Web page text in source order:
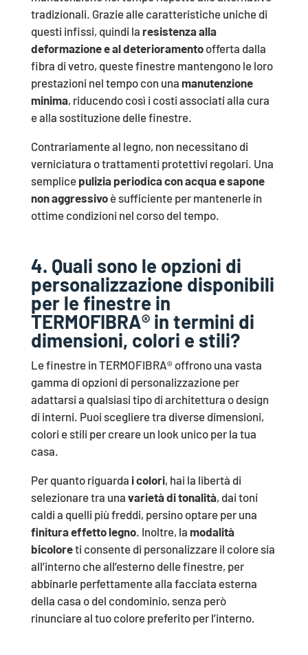
tradizionali. Grazie alle caratteristiche uniche di
questi infissi, quindi la resistenza alla
deformazionee al deterioramentoofferta dalla
fibra di vetro, queste finestre mantengono le loro
prestazioni nel tempo con una manutenzione
minima, riducendo così i costi associati alla cura
e alla sostituzione delle finestre.
Contrariamente al legno, non necessitano di
verniciatura o trattamenti protettivi regolari. Una
semplice pulizia periodica con acqua e sapone
non aggressivoè sufficiente per mantenerle in
ottime condizioni nel corso del tempo.
4. Quali sono le opzioni di
personalizzazione disponibili
per le finestre in
TERMOFIBRA® in termini di
dimensioni, colori e stili?
Le finestre in TERMOFIBRA® offrono una vasta
gamma di opzioni di personalizzazione per
adattarsi a qualsiasi tipo di architettura o design
di interni. Puoi scegliere tra diverse dimensioni,
colori e stili per creare un look unico per la tua
casa.
Per quanto riguarda i colori, hai la libertà di
selezionare tra una varietà di tonalità, dai toni
caldi a quelli più freddi, persino optare per una
finitura effetto legno. Inoltre, la modalità
bicoloreti consente di personalizzare il colore sia
all’interno che all’esterno delle finestre, per
abbinarle perfettamente alla facciata esterna
della casa o del condominio, senza però
rinunciare al tuo colore preferito per l’interno.